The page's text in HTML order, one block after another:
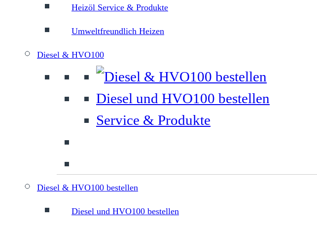
Heizöl Service & Produkte
Umweltfreundlich Heizen
Diesel & HVO100
Diesel und HVO100 bestellen
Service & Produkte
Diesel & HVO100 bestellen
Diesel und HVO100 bestellen